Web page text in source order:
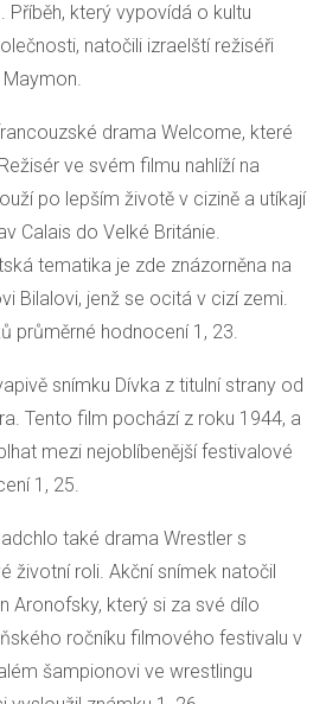
který vypovídá o kultu
natočili izraelští režiséři
drama Welcome, které
ve svém filmu nahlíží na
po lepším životě v cizině a utíkají
Calais do Velké Británie.
tematika je zde znázorněna na
Bilalovi, jenž se ocitá v cizí zemi.
průměrné hodnocení 1, 23.
snímku Dívka z titulní strany od
Tento film pochází z roku 1944, a
mezi nejoblíbenější festivalové
1, 25.
také drama Wrestler s
životní roli. Akční snímek natočil
Aronofsky, který si za své dílo
ročníku filmového festivalu v
šampionovi ve wrestlingu